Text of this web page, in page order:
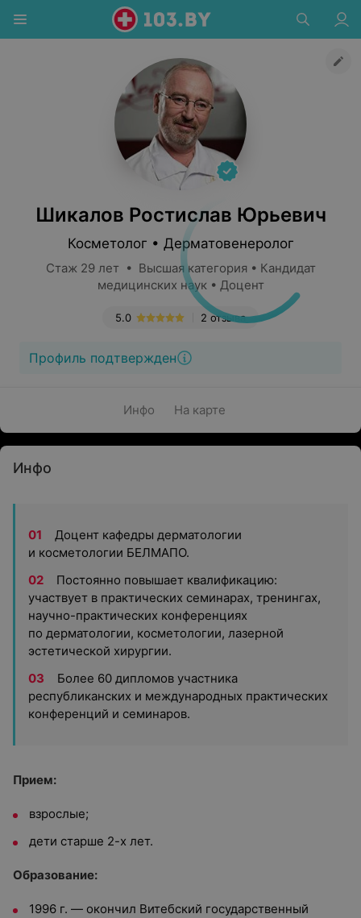
Шикалов Ростислав Юрьевич
Косметолог • Дерматовенеролог
Стаж 29 лет • Высшая категория • Кандидат
медицинских наук • Доцент
2 отзыва
5.0
Профиль подтвержден
Инфо На карте
Инфо
Доцент кафедры дерматологии
и косметологии БЕЛМАПО.
Постоянно повышает квалификацию:
участвует в практических семинарах, тренингах,
научно-практических конференциях
по дерматологии, косметологии, лазерной
эстетической хирургии.
Более 60 дипломов участника
республиканских и международных практических
конференций и семинаров.
Прием:
взрослые;
дети старше 2-х лет.
Образование:
1996 г. — окончил Витебский государственный